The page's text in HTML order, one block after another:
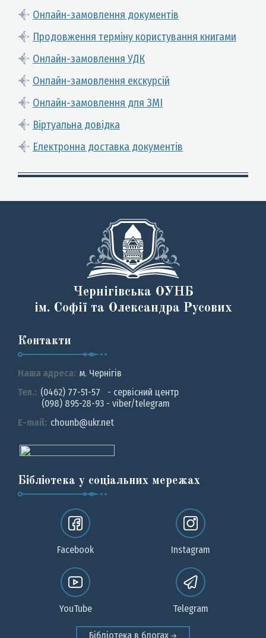
Онлайн-замовлення документів
Продовження терміну користування книгами
Онлайн-замовлення УДК
Онлайн-замовлення екскурсій
Онлайн-замовлення для ЗМІ
Віртуальна довідка
Електронна доставка документів
Чернігівська ОУНБ
ім. Софії та Олександра Русових
Контакти
Наша адреса: м. Чернiгiв
Тел.: (0462) 77-51-57 - сервісний центр
(098) 895-28-93 - viber/telegram
E-mail: chounb@ukr.net
Бібліотека у соціальних мережах
Facebook Instagram
YouTube Telegram
Бібліотека в блогах